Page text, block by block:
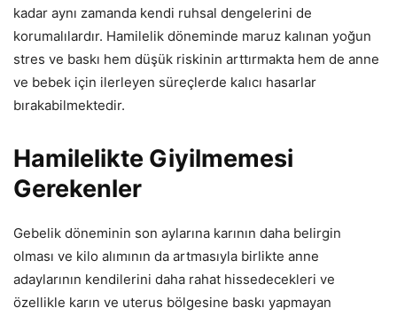
kadar aynı zamanda kendi ruhsal dengelerini de
korumalılardır. Hamilelik döneminde maruz kalınan yoğun
stres ve baskı hem düşük riskinin arttırmakta hem de anne
ve bebek için ilerleyen süreçlerde kalıcı hasarlar
bırakabilmektedir.
Hamilelikte Giyilmemesi
Gerekenler
Gebelik döneminin son aylarına karının daha belirgin
olması ve kilo alımının da artmasıyla birlikte anne
adaylarının kendilerini daha rahat hissedecekleri ve
özellikle karın ve uterus bölgesine baskı yapmayan